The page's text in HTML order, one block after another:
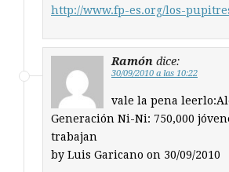
http://www.fp-es.org/los-
Ramón dice:
30/09/2010 a las 10:22
vale la pena
Generación Ni-Ni: 750,000
trabajan
by Luis Garicano on 30/09/2010